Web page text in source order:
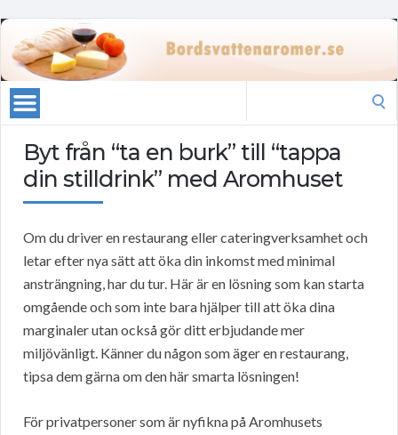
Byt från “ta en burk” till “tappa
din stilldrink” med Aromhuset
Om du driver en restaurang eller cateringverksamhet och
letar efter nya sätt att öka din inkomst med minimal
ansträngning, har du tur. Här är en lösning som kan starta
omgående och som inte bara hjälper till att öka dina
marginaler utan också gör ditt erbjudande mer
miljövänligt. Känner du någon som äger en restaurang,
tipsa dem gärna om den här smarta lösningen!
För privatpersoner som är nyfikna på Aromhusets